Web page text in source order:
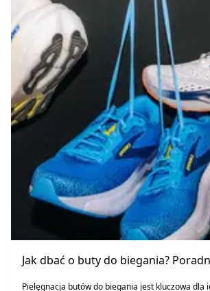
Jak dbać o buty do biegania?
Pielęgnacja butów do biegania jest kluczowa dla